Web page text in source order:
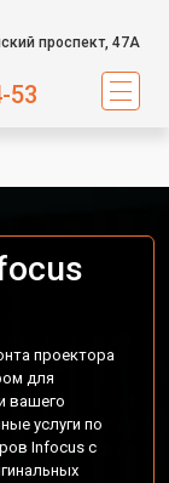
проспект, 47А
53
проектора
для
вашего
услуги по
Infocus с